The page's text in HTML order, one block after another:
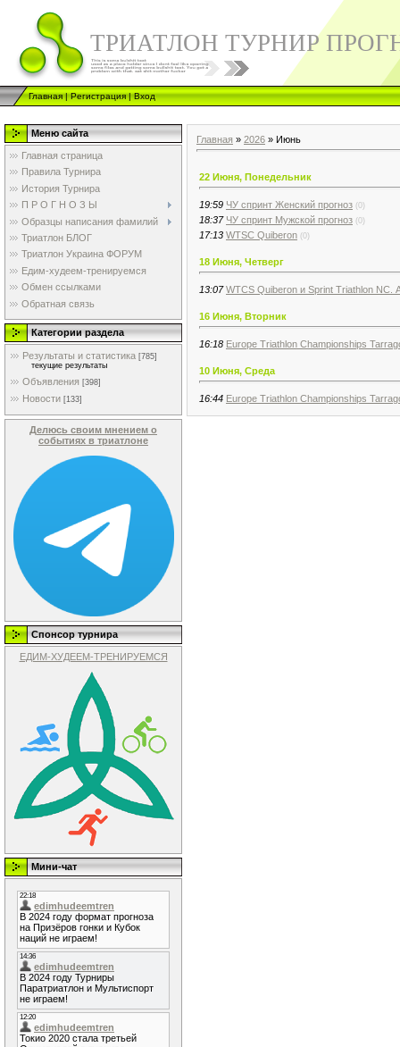
ТРИАТЛОН ТУРНИР
Главная|Регистрация|Вход
Меню сайта
Главная страница
Правила Турнира
История Турнира
П Р О Г Н О З Ы
Образцы написания фамилий
Триатлон БЛОГ
Триатлон Украина ФОРУМ
Едим-худеем-тренируемся
Обмен ссылками
Обратная связь
Категории раздела
Результаты и статистика [785]
текущие результаты
Объявления [398]
Новости [133]
Делюсь своим мнением о
событиях в триатлоне
Спонсор турнира
ЕДИМ-ХУДЕЕМ-ТРЕНИРУЕМСЯ
Мини-чат
Главная » 2026 » Июнь
22 Июня, Понедельник
19:59 ЧУ спринт Женский прогноз (0)
18:37 ЧУ спринт Мужской прогноз (0)
17:13 WTSC Quiberon (0)
18 Июня, Четверг
13:07 WTCS Quiberon и Sprint Triathlon NC.
16 Июня, Вторник
16:18 Europe Triathlon Championships
10 Июня, Среда
16:44 Europe Triathlon Championships